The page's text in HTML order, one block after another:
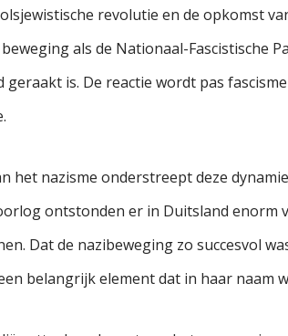
revolutie en de opkomst
als de Nationaal-Fascistische
geraakt is. De reactie wordt pas
het nazisme onderstreept deze
ontstonden er in Duitsland enorm
Dat de nazibeweging zo succesvol
belangrijk element dat in haar naam